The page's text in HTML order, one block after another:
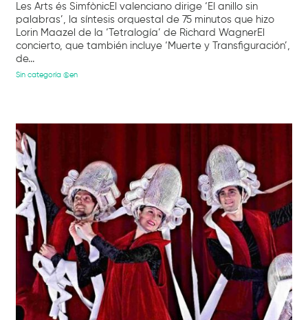
Les Arts és SimfònicEl valenciano dirige ‘El anillo sin
palabras’, la síntesis orquestal de 75 minutos que hizo
Lorin Maazel de la ‘Tetralogía’ de Richard WagnerEl
concierto, que también incluye ‘Muerte y Transfiguración’,
de...
Sin categoría @en